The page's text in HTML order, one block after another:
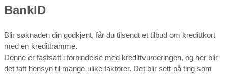
BankID
Blir søknaden din godkjent, får du tilsendt et tilbud om kredittkort
med en kredittramme.
Denne er fastsatt i forbindelse med kredittvurderingen, og her blir
det tatt hensyn til mange ulike faktorer. Det blir sett på ting som